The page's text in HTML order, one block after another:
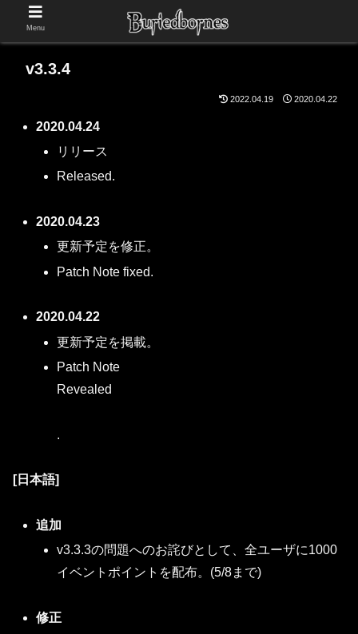
v3.3.4
2022.04.19 2020.04.22
2020.04.24
リリース
Released.
2020.04.23
更新予定を修正。
Patch Note fixed.
2020.04.22
更新予定を掲載。
Patch Note
Revealed
.
[日本語]
追加
v3.3.3の問題へのお詫びとして、全ユーザに1000
イベントポイントを配布。(5/8まで)
修正
Menu